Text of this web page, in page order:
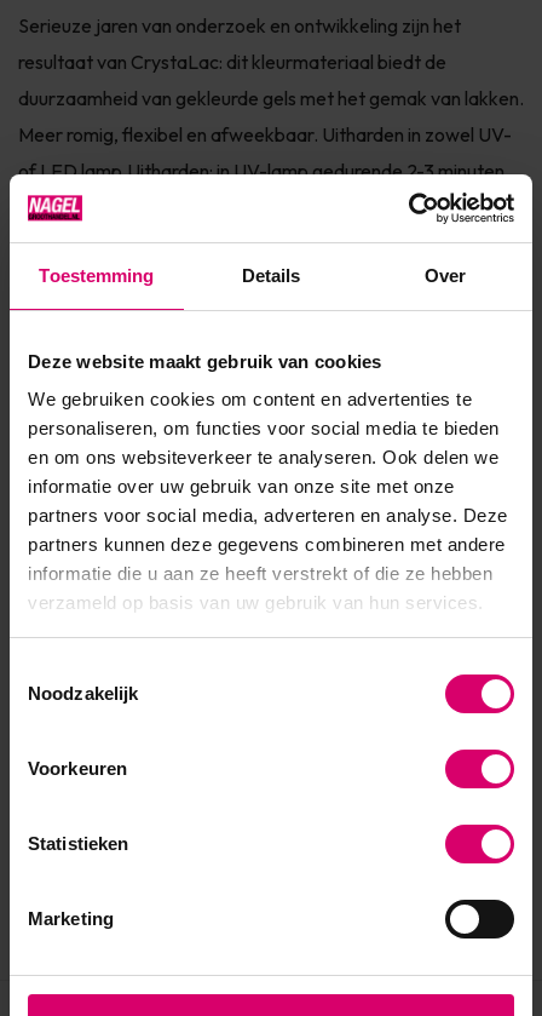
Toestemming Details Over
Deze website maakt gebruik van cookies
We gebruiken cookies om content en advertenties te
personaliseren, om functies voor social media te bieden
en om ons websiteverkeer te analyseren. Ook delen we
informatie over uw gebruik van onze site met onze
partners voor social media, adverteren en analyse. Deze
partners kunnen deze gegevens combineren met andere
informatie die u aan ze heeft verstrekt of die ze hebben
verzameld op basis van uw gebruik van hun services.
Noodzakelijk
Voorkeuren
Statistieken
Marketing
Serieuze jaren van onderzoek en ontwikkeling zijn het
resultaat van CrystaLac: dit kleurmateriaal biedt de
duurzaamheid van gekleurde gels met het gemak van lakken.
Meer romig, flexibel en afweekbaar. Uitharden in zowel UV-
of LED lamp.Uitharden: in UV-lamp gedurende 2-3 minuten,
LED in 1-2 minuten. Te gebruiken op zowel kunstnagels als
natuurlijk...
Product specificaties
Artikelnummer 46018
SKU 591699